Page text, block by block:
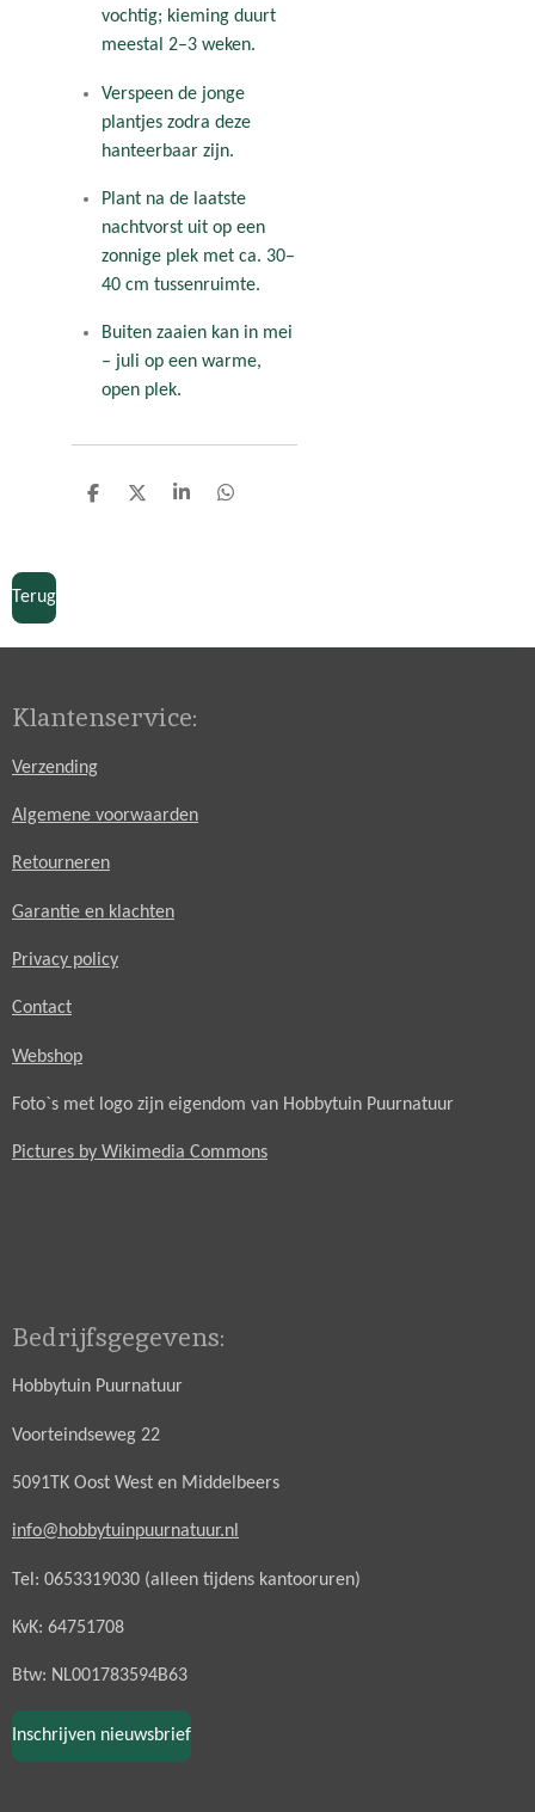
vochtig; kieming duurt
meestal 2–3 weken.
Verspeen de jonge
plantjes zodra deze
hanteerbaar zijn.
Plant na de laatste
nachtvorst uit op een
zonnige plek met ca. 30–
40 cm tussenruimte.
Buiten zaaien kan in mei
– juli op een warme,
open plek.
D
D
S
D
Terug
Klantenservice:
Verzending
Algemene voorwaarden
Retourneren
Garantie en klachten
Privacy policy
Contact
Webshop
Foto`s met logo zijn eigendom van Hobbytuin Puurnatuur
Pictures by Wikimedia Commons
Bedrijfsgegevens:
Hobbytuin Puurnatuur
Voorteindseweg 22
5091TK Oost West en Middelbeers
info@hobbytuinpuurnatuur.nl
Tel: 0653319030 (alleen tijdens kantooruren)
KvK: 64751708
Btw: NL001783594B63
Inschrijven nieuwsbrief